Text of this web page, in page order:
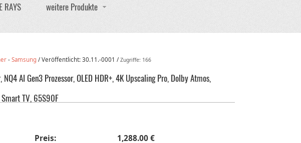
RAYS weitere Produkte
-Samsung / Veröffentlicht:30.11.-0001 / Zugriffe: 166
AI Gen3 Prozessor, OLED HDR+, 4K Upscaling Pro, Dolby Atmos,
TV, 65S90F
Preis: 1,288.00 €